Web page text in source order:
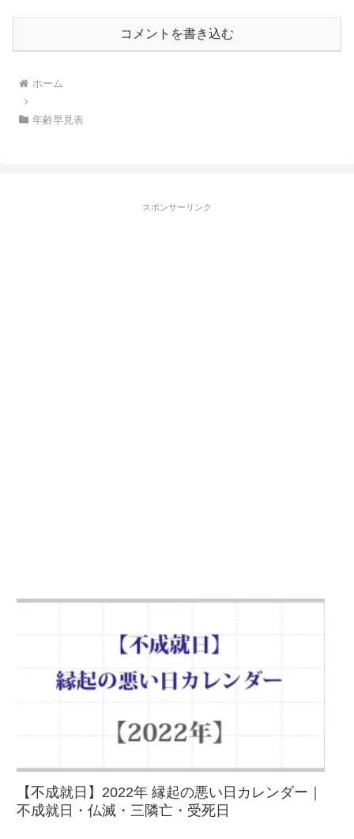
コメントを書き込む
ホーム
年齢早見表
スポンサーリンク
【不成就日】2022年 縁起の悪い日カレンダー｜
不成就日・仏滅・三隣亡・受死日